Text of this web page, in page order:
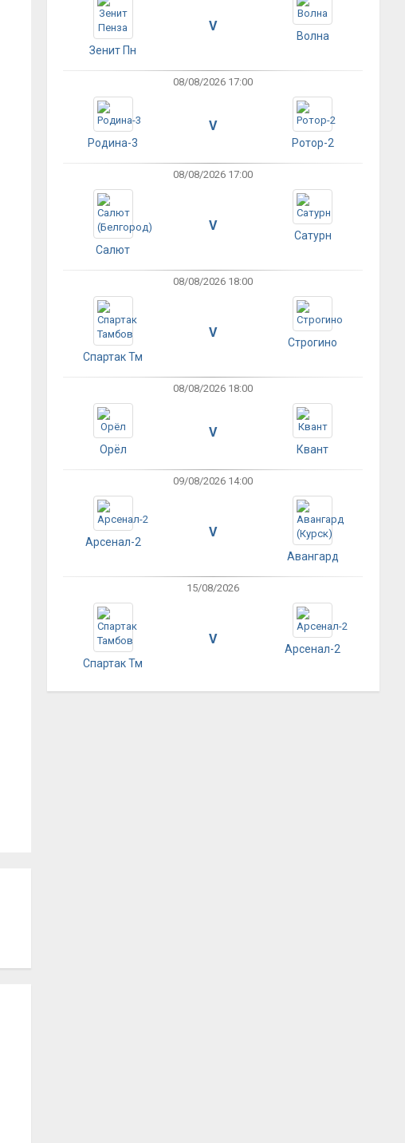
Зенит Пн
V
Волна
08/08/2026 17:00
Родина-3
V
Ротор-2
08/08/2026 17:00
Салют
V
Сатурн
08/08/2026 18:00
Спартак Тм
V
Строгино
08/08/2026 18:00
Орёл
V
Квант
09/08/2026 14:00
Арсенал-2
V
Авангард
15/08/2026
Спартак Тм
V
Арсенал-2